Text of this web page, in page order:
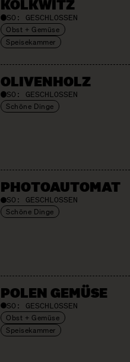
KOLKWITZ
SO: GESCHLOSSEN
Obst + Gemüse
Speisekammer
OLIVEN­HOLZ
SO: GESCHLOSSEN
Schöne Dinge
PHOTO­AUTOMAT
SO: GESCHLOSSEN
Schöne Dinge
POLEN GEMÜSE
SO: GESCHLOSSEN
Obst + Gemüse
Speisekammer